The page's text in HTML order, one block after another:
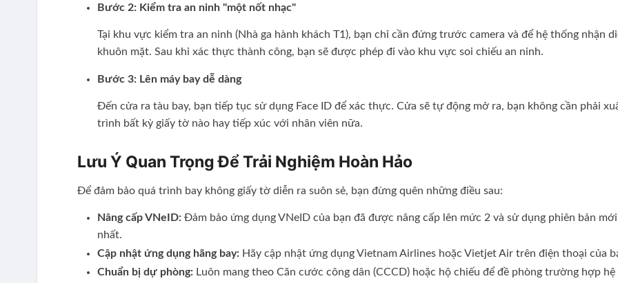
Bước 2: Kiểm tra an ninh "một nốt nhạc"
Tại khu vực kiểm tra an ninh (Nhà ga hành khách T1), bạn chỉ cần đứng trước camera và để hệ thống nhận
khuôn mặt. Sau khi xác thực thành công, bạn sẽ được phép đi vào khu vực soi chiếu an ninh.
Bước 3: Lên máy bay dễ dàng
Đến cửa ra tàu bay, bạn tiếp tục sử dụng Face ID để xác thực. Cửa sẽ tự động mở ra, bạn không cần phải
trình bất kỳ giấy tờ nào hay tiếp xúc với nhân viên nữa.
Lưu Ý Quan Trọng Để Trải Nghiệm Hoàn Hảo
Để đảm bảo quá trình bay không giấy tờ diễn ra suôn sẻ, bạn đừng quên những điều sau:
Nâng cấp VNeID: Đảm bảo ứng dụng VNeID của bạn đã được nâng cấp lên mức 2 và sử dụng phiên bản mới
nhất.
Cập nhật ứng dụng hãng bay: Hãy cập nhật ứng dụng Vietnam Airlines hoặc Vietjet Air trên điện thoại của
Chuẩn bị dự phòng: Luôn mang theo Căn cước công dân (CCCD) hoặc hộ chiếu để đề phòng trường hợp hệ